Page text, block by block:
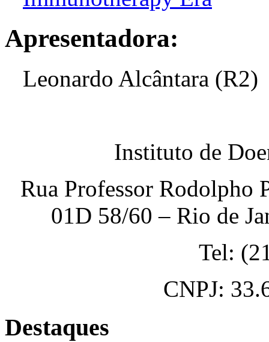
Apresentadora:
Leonardo Alcântara (R2)
Instituto de
Rua Professor Rodolpho
01D 58/60 – Rio de
Tel:
CNPJ:
Destaques